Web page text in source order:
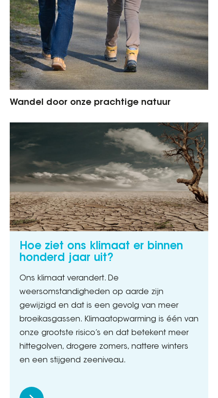
Wandel door onze prachtige natuur
Hoe ziet ons klimaat er binnen
honderd jaar uit?
Ons klimaat verandert. De
weersomstandigheden op aarde zijn
gewijzigd en dat is een gevolg van meer
broeikasgassen. Klimaatopwarming is één van
onze grootste risico’s en dat betekent meer
hittegolven, drogere zomers, nattere winters
en een stijgend zeeniveau.